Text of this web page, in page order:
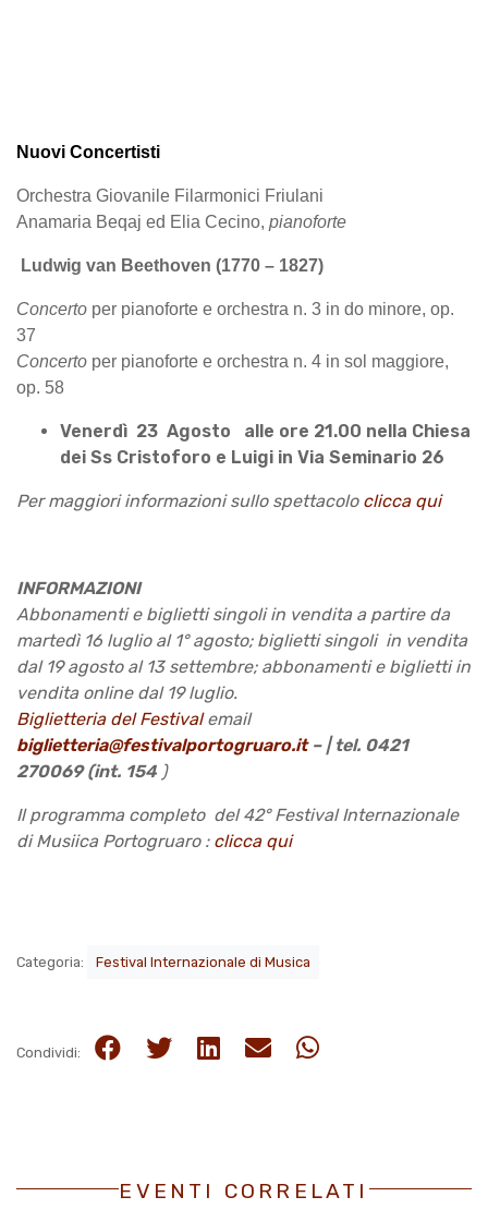
Nuovi Concertisti
Orchestra Giovanile Filarmonici Friulani
Anamaria Beqaj ed Elia Cecino, pianoforte
Ludwig van Beethoven (1770 – 1827)
Concerto per pianoforte e orchestra n. 3 in do minore, op.
37
Concerto per pianoforte e orchestra n. 4 in sol maggiore,
op. 58
Venerdì 23 Agosto alle ore 21.00 nella Chiesa
dei Ss Cristoforo e Luigi in Via Seminario 26
Per maggiori informazioni sullo spettacolo clicca qui
INFORMAZIONI
Abbonamenti e biglietti singoli in vendita a partire da
martedì 16 luglio al 1° agosto; biglietti singoli in vendita
dal 19 agosto al 13 settembre; abbonamenti e biglietti in
vendita online dal 19 luglio.
Biglietteria del Festivalemail
biglietteria@festivalportogruaro.it – | tel. 0421
270069 (int. 154 )
Il programma completo del 42° Festival Internazionale
di Musiica Portogruaro :clicca qui
Categoria: Festival Internazionale di Musica
Condividi:
EVENTI CORRELATI